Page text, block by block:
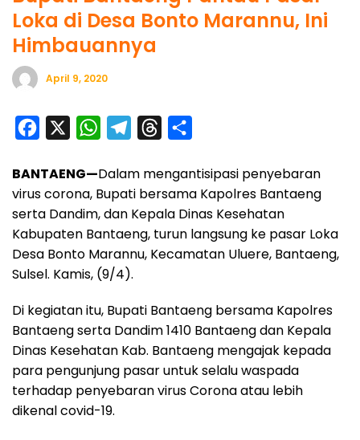
Loka di Desa Bonto Marannu, Ini
Himbauannya
April 9, 2020
c
e
b
o
o
W
a
t
s
A
p
l
e
g
r
r
e
a
d
a
r
e
BANTAENG—Dalam mengantisipasi penyebaran
virus corona, Bupati bersama Kapolres Bantaeng
serta Dandim, dan Kepala Dinas Kesehatan
Kabupaten Bantaeng, turun langsung ke pasar Loka
Desa Bonto Marannu, Kecamatan Uluere, Bantaeng,
Sulsel. Kamis, (9/4).
Di kegiatan itu, Bupati Bantaeng bersama Kapolres
Bantaeng serta Dandim 1410 Bantaeng dan Kepala
Dinas Kesehatan Kab. Bantaeng mengajak kepada
para pengunjung pasar untuk selalu waspada
terhadap penyebaran virus Corona atau lebih
dikenal covid-19.